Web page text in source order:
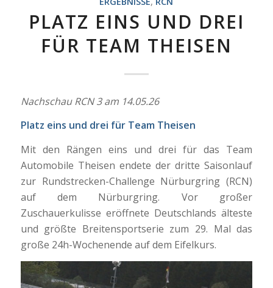
PLATZ EINS UND DREI
FÜR TEAM THEISEN
Nachschau RCN 3 am 14.05.26
Platz eins und drei für Team Theisen
Mit den Rängen eins und drei für das Team
Automobile Theisen endete der dritte Saisonlauf
zur Rundstrecken-Challenge Nürburgring (RCN)
auf dem Nürburgring. Vor großer
Zuschauerkulisse eröffnete Deutschlands älteste
und größte Breitensportserie zum 29. Mal das
große 24h-Wochenende auf dem Eifelkurs.